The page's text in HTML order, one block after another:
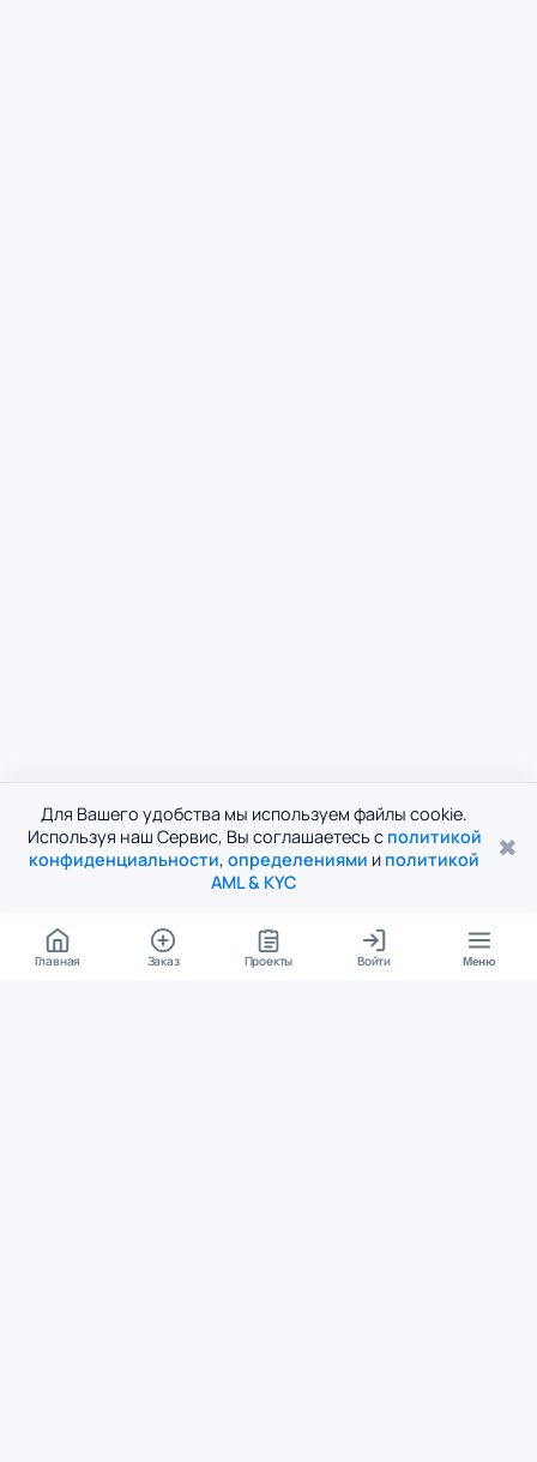
Для Вашего удобства мы используем файлы cookie.
Используя наш Сервис, Вы соглашаетесь с политикой
конфиденциальности, определениями и политикой
AML & KYC
✖
Главная Заказ Проекты Войти Меню